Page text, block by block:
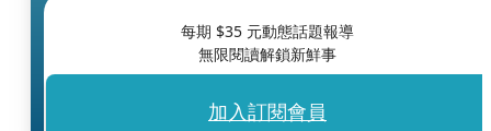
每期 $35 元動態話題報導
無限閱讀解鎖新鮮事
加入訂閱會員